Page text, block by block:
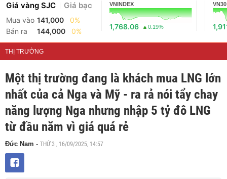
Giá vàng SJC Giá bạc
Mua vào 141,000
0%
Bán ra
144,000 0%
VNINDEX
1,768.06 0.19%
VN30
THỊ TRƯỜNG
Một thị trường đang là khách mua LNG lớn
nhất của cả Nga và Mỹ - ra rả nói tẩy chay
năng lượng Nga nhưng nhập 5 tỷ đô LNG
từ đầu năm vì giá quá rẻ
Đức Nam - THỨ 3 , 16/09/2025, 14:57